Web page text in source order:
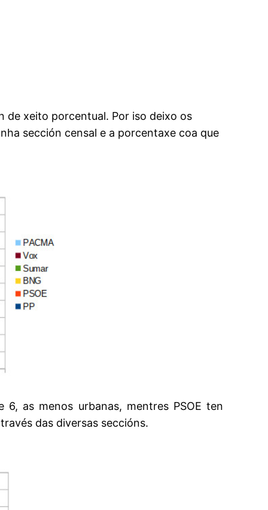
xeito porcentual. Por iso deixo os
sección censal e a porcentaxe coa que
as menos urbanas, mentres PSOE ten
das diversas seccións.